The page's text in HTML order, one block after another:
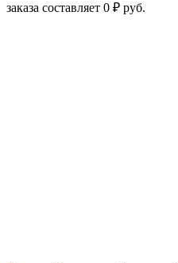
заказа составляет 0 ₽ руб.